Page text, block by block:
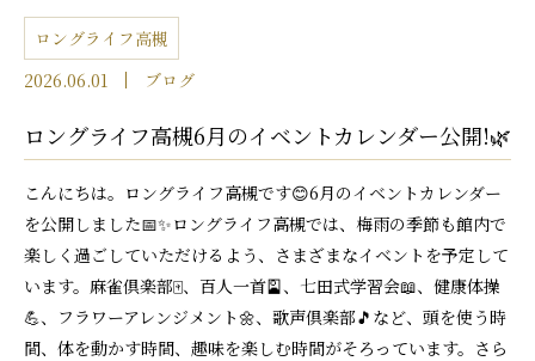
ロングライフ高槻
2026.06.01
ブログ
ロングライフ高槻6月のイベントカレンダー公開!🌿
こんにちは。ロングライフ高槻です😊6月のイベントカレンダー
を公開しました📅✨ロングライフ高槻では、梅雨の季節も館内で
楽しく過ごしていただけるよう、さまざまなイベントを予定して
います。麻雀倶楽部🀄、百人一首🎴、七田式学習会📖、健康体操
💪、フラワーアレンジメント🌼、歌声倶楽部🎵など、頭を使う時
間、体を動かす時間、趣味を楽しむ時間がそろっています。さら